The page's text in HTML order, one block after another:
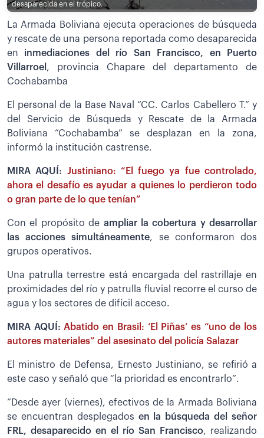
desaparecida en el trópico.
La Armada Boliviana ejecuta operaciones de búsqueda
y rescate de una persona reportada como desaparecida
en inmediaciones del río San Francisco, en Puerto
Villarroel , provincia Chapare del departamento de
Cochabamba
El personal de la Base Naval “CC. Carlos Cabellero T.” y
del Servicio de Búsqueda y Rescate de la Armada
Boliviana “Cochabamba” se desplazan en la zona,
informó la institución castrense.
MIRA AQUÍ: Justiniano: “El fuego ya fue controlado,
ahora el desafío es ayudar a quienes lo perdieron todo
o gran parte de lo que tenían”
Con el propósito de ampliar la cobertura y desarrollar
las acciones simultáneamente, se conformaron dos
grupos operativos.
Una patrulla terrestre está encargada del rastrillaje en
proximidades del río y patrulla fluvial recorre el curso de
agua y los sectores de difícil acceso.
MIRA AQUÍ:Abatido en Brasil: ‘El Piñas’ es “uno de los
autores materiales” del asesinato del policía Salazar
El ministro de Defensa, Ernesto Justiniano, se refirió a
este caso y señaló que “la prioridad es encontrarlo”.
“Desde ayer (viernes), efectivos de la Armada Boliviana
se encuentran desplegados en la búsqueda del señor
FRL, desaparecido en el río San Francisco, realizando